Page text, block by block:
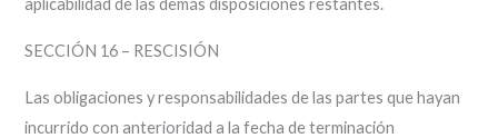
aplicabilidad de las demás disposiciones restantes.
SECCIÓN 16 – RESCISIÓN
Las obligaciones y responsabilidades de las partes que hayan
incurrido con anterioridad a la fecha de terminación